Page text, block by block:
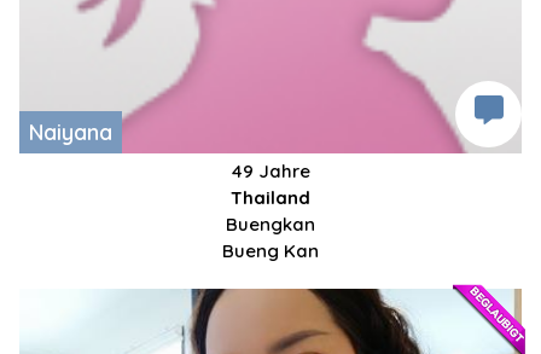
Naiyana
49 Jahre
Thailand
Buengkan
Bueng Kan